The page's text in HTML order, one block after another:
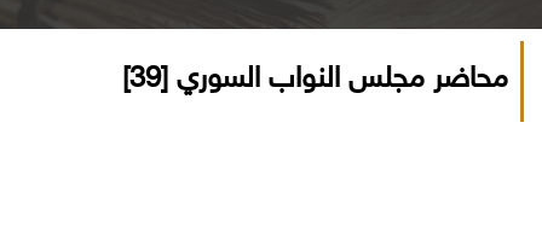
محاضر مجلس النواب السوري [39]